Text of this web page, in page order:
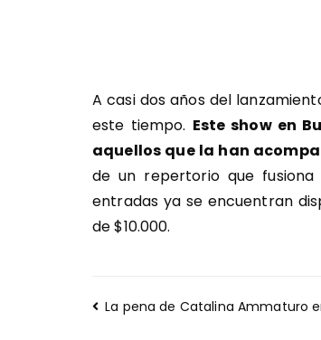
A casi dos años del
este tiempo. Este show en
aquellos que la han
de un repertorio que
entradas ya se encuentran
de $10.000.
Navegación
La pena de Catalina Ammaturo